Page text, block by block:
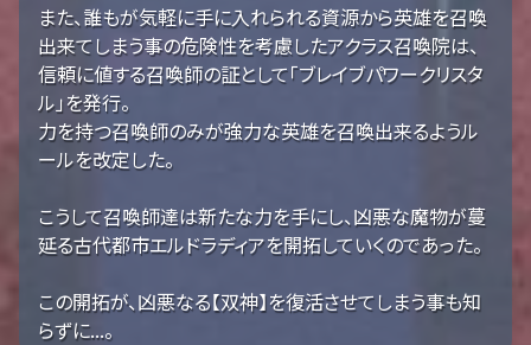
また、誰もが気軽に手に入れられる資源から英雄を召喚
出来てしまう事の危険性を考慮したアクラス召喚院は、
信頼に値する召喚師の証として「ブレイブパワークリスタ
ル」を発行。
力を持つ召喚師のみが強力な英雄を召喚出来るようル
ールを改定した。
こうして召喚師達は新たな力を手にし、凶悪な魔物が蔓
延る古代都市エルドラディアを開拓していくのであった。
この開拓が、凶悪なる【双神】を復活させてしまう事も知
らずに...。